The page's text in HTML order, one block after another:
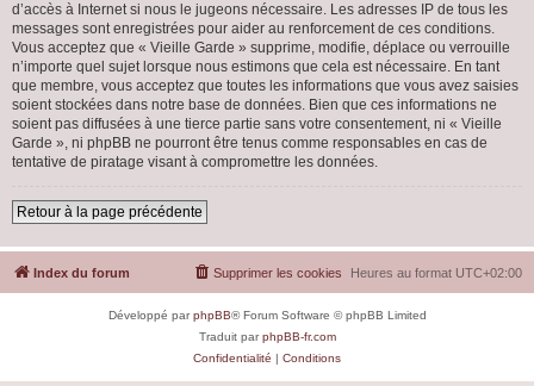
d’accès à Internet si nous le jugeons nécessaire. Les adresses IP de tous les
messages sont enregistrées pour aider au renforcement de ces conditions.
Vous acceptez que « Vieille Garde » supprime, modifie, déplace ou verrouille
n’importe quel sujet lorsque nous estimons que cela est nécessaire. En tant
que membre, vous acceptez que toutes les informations que vous avez saisies
soient stockées dans notre base de données. Bien que ces informations ne
soient pas diffusées à une tierce partie sans votre consentement, ni « Vieille
Garde », ni phpBB ne pourront être tenus comme responsables en cas de
tentative de piratage visant à compromettre les données.
Retour à la page précédente
Index du forum Heures au format UTC+02:00
Supprimer les cookies
Développé parphpBB® Forum Software © phpBB Limited
Traduit parphpBB-fr.com
Confidentialité | Conditions